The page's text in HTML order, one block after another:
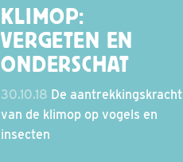
KLIMOP:
VERGETEN EN
ONDERSCHAT
30.10.18 De aantrekkingskracht
van de klimop op vogels en
insecten